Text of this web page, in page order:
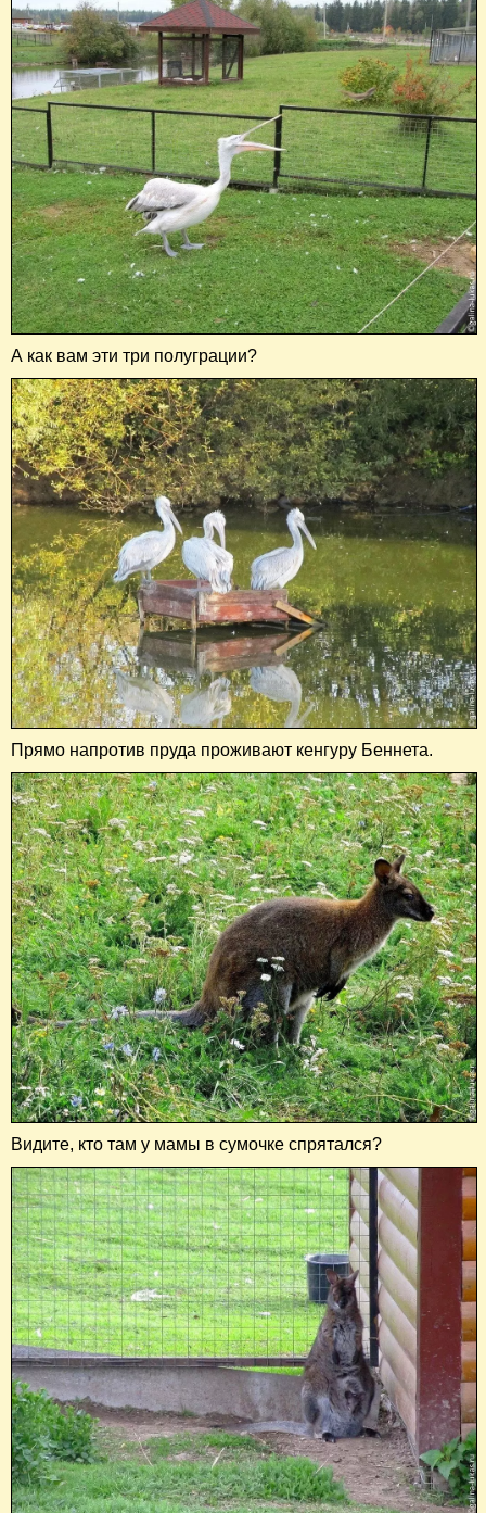
А как вам эти три полуграции?
Прямо напротив пруда проживают кенгуру Беннета.
Видите, кто там у мамы в сумочке спрятался?